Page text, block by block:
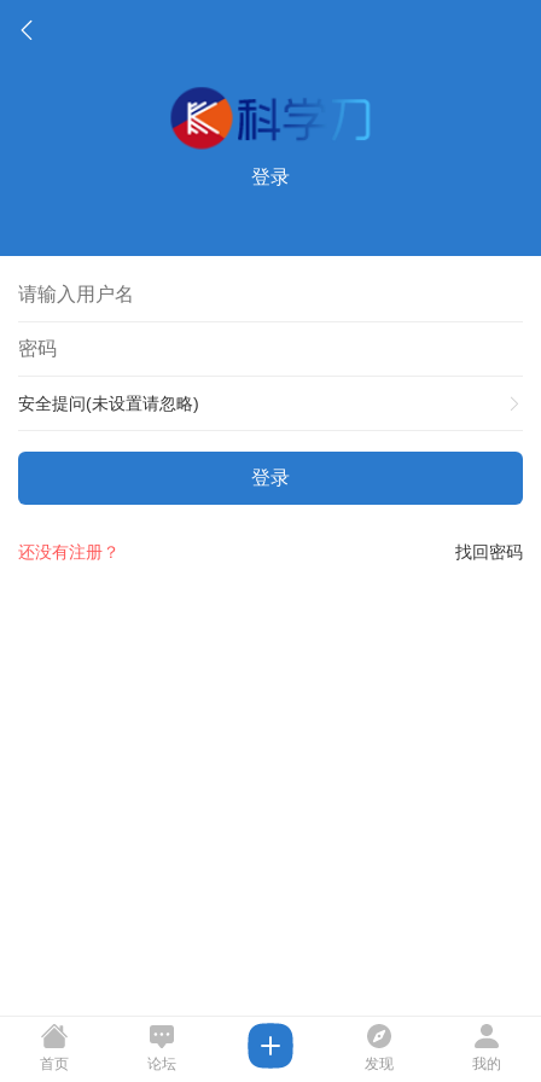
登录
安全提问(未设置请忽略)
登录
找回密码
还没有注册？
首页 论坛 发现 我的